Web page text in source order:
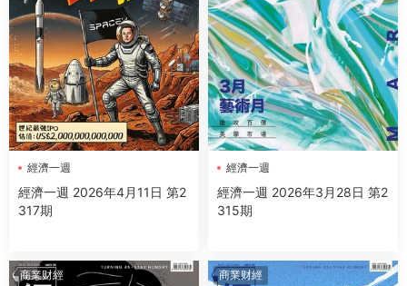
經濟一週
經濟一週 2026年4月11日 第2
317期
經濟一週
經濟一週 2026年3月28日 第2
315期
商業财經 商業财經